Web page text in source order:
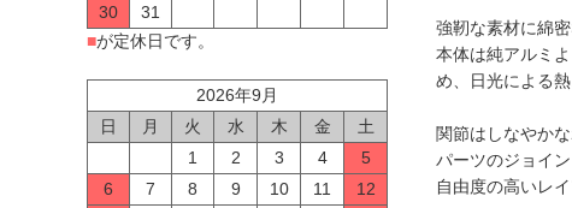
30
31
■が定休日です。
2026年9月
日
月 火 水 木 金
土
1
2 3 4
5
6
7 8 9 10 11
12
強靭な素材に綿密
本体は純アルミ
め、日光による
関節はしなやか
パーツのジョイ
自由度の高いレ